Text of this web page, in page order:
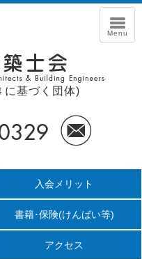
に基づく団体)
入会メリット
書籍･保険(けんばい等)
アクセス